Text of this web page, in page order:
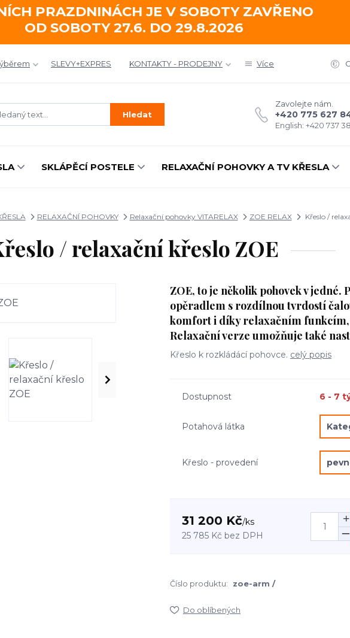
PRAZDNINÁCH JE V SOBOTY ZAVŘENO
OD SOBOTY 27.6. DO 29.8.2026
SLEVY+EXPRES KONTAKTY - PRODEJNY Více
Hledat
Zavolejte nám.
+420 775 627
English: +420 737
SKLÁPĚCÍ POSTELE RELAXAČNÍ POHOVKY A TV KŘESLA
RELAXAČNÍ POHOVKY Relaxační pohovky VITARELAX ZOE RELAX Křeslo /
/ relaxační křeslo ZOE
ZOE, to je několik pohovek v jedné.
opěradlem s rozdílnou tvrdostí
komfort i díky relaxačním
Relaxační verze umožňuje také
Křeslo k rozkládácí pohovce. celý popis
Dostupnost 6 - 7
Potahová látka
Křeslo - provedení
31 200 Kč/ks
25 785 Kč bez DPH
Číslo produktu: zoe-arm /
Do oblíbených